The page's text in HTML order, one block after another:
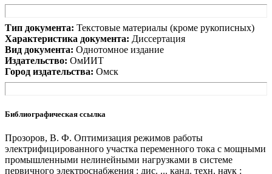
Тип документа: Текстовые материалы (кроме рукописных)
Характеристика документа: Диссертация
Вид документа: Однотомное издание
Издательство: ОмИИТ
Город издательства: Омск
Библиографическая ссылка
Прозоров, В. Ф. Оптимизация режимов работы
электрифицированного участка переменного тока с мощными
промышленными нелинейными нагрузками в системе
первичного электроснабжения : дис. ... канд. техн. наук :